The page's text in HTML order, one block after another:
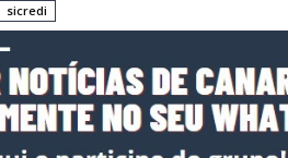
sicredi